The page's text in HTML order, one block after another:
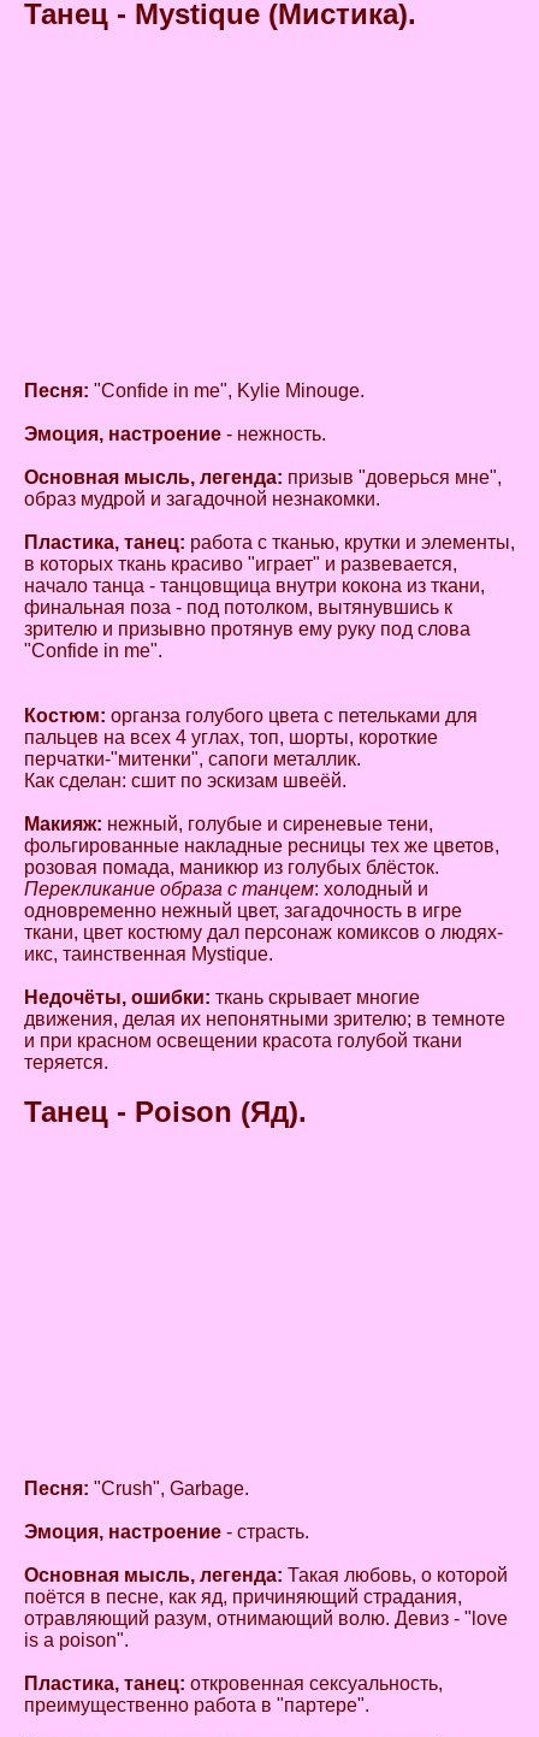
Танец - Mystique (Мистика).
Песня: "Confide in me", Kylie Minouge.
Эмоция, настроение - нежность.
Основная мысль, легенда: призыв "доверься мне",
образ мудрой и загадочной незнакомки.
Пластика, танец: работа с тканью, крутки и элементы,
в которых ткань красиво "играет" и развевается,
начало танца - танцовщица внутри кокона из ткани,
финальная поза - под потолком, вытянувшись к
зрителю и призывно протянув ему руку под слова
"Confide in me".
Костюм: органза голубого цвета с петельками для
пальцев на всех 4 углах, топ, шорты, короткие
перчатки-"митенки", сапоги металлик.
Как сделан: сшит по эскизам швеёй.
Макияж: нежный, голубые и сиреневые тени,
фольгированные накладные ресницы тех же цветов,
розовая помада, маникюр из голубых блёсток.
Перекликание образа с танцем: холодный и
одновременно нежный цвет, загадочность в игре
ткани, цвет костюму дал персонаж комиксов о людях-
икс, таинственная Mystique.
Недочёты, ошибки: ткань скрывает многие
движения, делая их непонятными зрителю; в темноте
и при красном освещении красота голубой ткани
теряется.
Танец - Poison (Яд).
Песня: "Crush", Garbage.
Эмоция, настроение - страсть.
Основная мысль, легенда: Такая любовь, о которой
поётся в песне, как яд, причиняющий страдания,
отравляющий разум, отнимающий волю. Девиз - "love
is a poison".
Пластика, танец: откровенная сексуальность,
преимущественно работа в "партере".